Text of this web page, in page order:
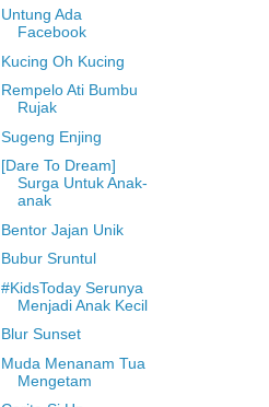
Untung Ada
Facebook
Kucing Oh Kucing
Rempelo Ati Bumbu
Rujak
Sugeng Enjing
[Dare To Dream]
Surga Untuk Anak-
anak
Bentor Jajan Unik
Bubur Sruntul
#KidsToday Serunya
Menjadi Anak Kecil
Blur Sunset
Muda Menanam Tua
Mengetam